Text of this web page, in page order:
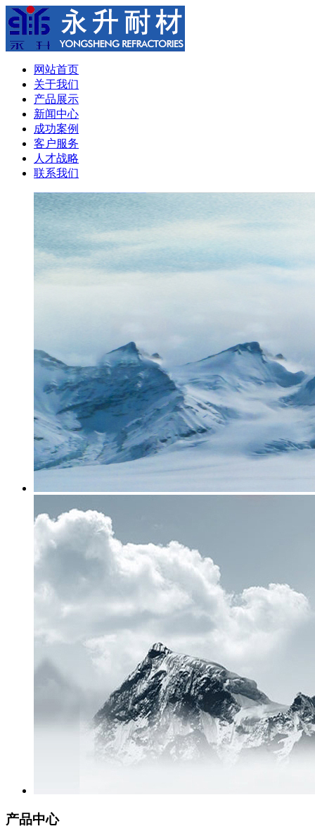
网站首页
关于我们
产品展示
新闻中心
成功案例
客户服务
人才战略
联系我们
产品中心